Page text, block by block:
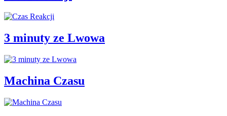
3 minuty ze Lwowa
Machina Czasu